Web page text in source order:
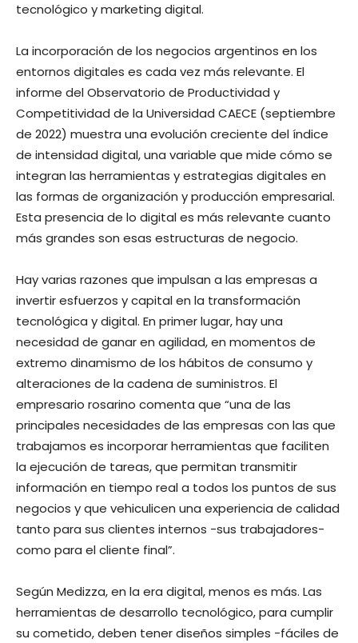
tecnológico y marketing digital.
La incorporación de los negocios argentinos en los
entornos digitales es cada vez más relevante. El
informe del Observatorio de Productividad y
Competitividad de la Universidad CAECE (septiembre
de 2022) muestra una evolución creciente del índice
de intensidad digital, una variable que mide cómo se
integran las herramientas y estrategias digitales en
las formas de organización y producción empresarial.
Esta presencia de lo digital es más relevante cuanto
más grandes son esas estructuras de negocio.
Hay varias razones que impulsan a las empresas a
invertir esfuerzos y capital en la transformación
tecnológica y digital. En primer lugar, hay una
necesidad de ganar en agilidad, en momentos de
extremo dinamismo de los hábitos de consumo y
alteraciones de la cadena de suministros. El
empresario rosarino comenta que “una de las
principales necesidades de las empresas con las que
trabajamos es incorporar herramientas que faciliten
la ejecución de tareas, que permitan transmitir
información en tiempo real a todos los puntos de sus
negocios y que vehiculicen una experiencia de calidad
tanto para sus clientes internos -sus trabajadores-
como para el cliente final”.
Según Medizza, en la era digital,menos es más. Las
herramientas de desarrollo tecnológico, para cumplir
su cometido,deben tener diseños simples -fáciles de